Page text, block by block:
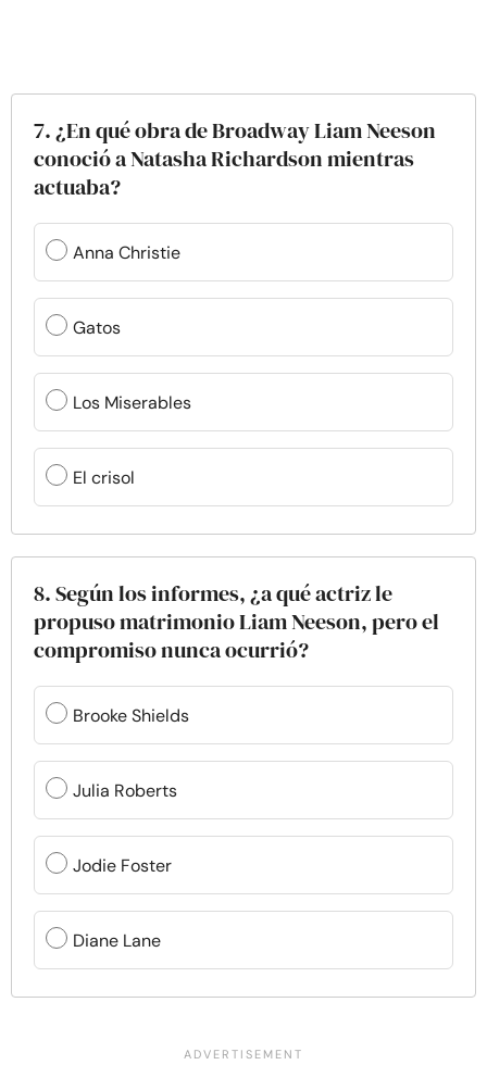
7. ¿En qué obra de Broadway Liam Neeson
conoció a Natasha Richardson mientras
actuaba?
Anna Christie
Gatos
Los Miserables
El crisol
8. Según los informes, ¿a qué actriz le
propuso matrimonio Liam Neeson, pero el
compromiso nunca ocurrió?
Brooke Shields
Julia Roberts
Jodie Foster
Diane Lane